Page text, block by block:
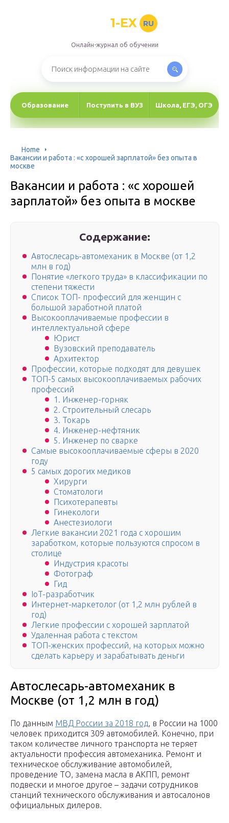
1-EX RU
Онлайн-журнал об обучении
Образование Поступить в ВУЗ Школа, ЕГЭ, ОГЭ
Home
Вакансии и работа : «с хорошей зарплатой» без опыта в
москве
Вакансии и работа : «с хорошей
зарплатой» без опыта в москве
Содержание:
Автослесарь-автомеханик в Москве (от 1,2
млн в год)
Понятие «легкого труда» в классификации по
степени тяжести
Список ТОП- профессий для женщин с
большой заработной платой
Высокооплачиваемые профессии в
интеллектуальной сфере
Юрист
Вузовский преподаватель
Архитектор
Профессии, которые подходят для девушек
ТОП-5 самых высокооплачиваемых рабочих
профессий
1. Инженер-горняк
2. Строительный слесарь
3. Токарь
4. Инженер-нефтяник
5. Инженер по сварке
Самые высокооплачиваемые сферы в 2020
году
5 самых дорогих медиков
Хирурги
Стоматологи
Психотерапевты
Гинекологи
Анестезиологи
Легкие вакансии 2021 года с хорошим
заработком, которые пользуются спросом в
столице
Индустрия красоты
Фотограф
Гид
IoT-разработчик
Интернет-маркетолог (от 1,2 млн рублей в
год)
Легкие профессии с хорошей зарплатой
Удаленная работа с текстом
ТОП-женских профессий, на которых можно
сделать карьеру и зарабатывать деньги
Автослесарь-автомеханик в
Москве (от 1,2 млн в год)
По данным МВД России за 2018 год, в России на 1000
человек приходится 309 автомобилей. Конечно, при
таком количестве личного транспорта не теряет
актуальности профессия автомеханика. Ремонт и
техническое обслуживание автомобилей,
проведение ТО, замена масла в АКПП, ремонт
подвески и многое другое – задачи сотрудников
станций технического обслуживания и автосалонов
официальных дилеров.